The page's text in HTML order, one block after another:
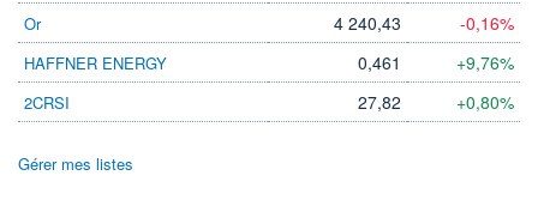
Or 4 240,43 -0,16%
HAFFNER ENERGY 0,461 +9,76%
2CRSI 27,82 +0,80%
Gérer mes listes